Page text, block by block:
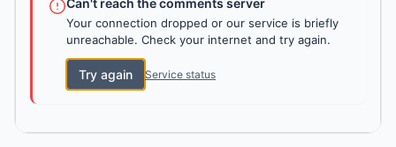
Can't reach the comments server
Your connection dropped or our service is briefly
unreachable. Check your internet and try again.
Try again Service status